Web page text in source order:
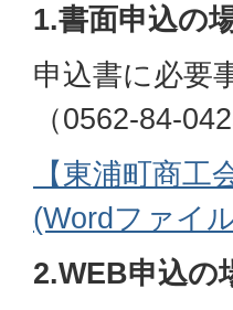
1.書面申込の
申込書に必要
（0562-84-
【東浦町商
(Wordファイ
2.WEB申込の